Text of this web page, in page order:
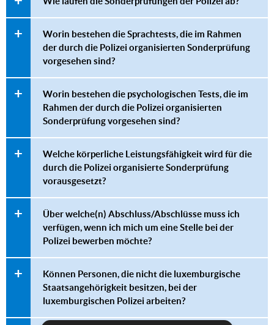
Worin bestehen die Sprachtests, die im Rahmen
der durch die Polizei organisierten Sonderprüfung
vorgesehen sind?
Worin bestehen die psychologischen Tests, die im
Rahmen der durch die Polizei organisierten
Sonderprüfung vorgesehen sind?
Welche körperliche Leistungsfähigkeit wird für die
durch die Polizei organisierte Sonderprüfung
vorausgesetzt?
Über welche(n) Abschluss/Abschlüsse muss ich
verfügen, wenn ich mich um eine Stelle bei der
Polizei bewerben möchte?
Können Personen, die nicht die luxemburgische
Staatsangehörigkeit besitzen, bei der
luxemburgischen Polizei arbeiten?